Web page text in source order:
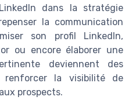
dans la stratégie
la communication
son profil LinkedIn,
ou encore élaborer une
deviennent des
renforcer la visibilité de
prospects.